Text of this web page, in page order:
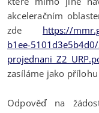
akceleračním
zde https://
b1ee-
zasíláme jako
Odpověď na